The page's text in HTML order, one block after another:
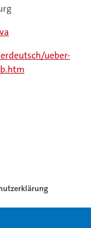
ueber-